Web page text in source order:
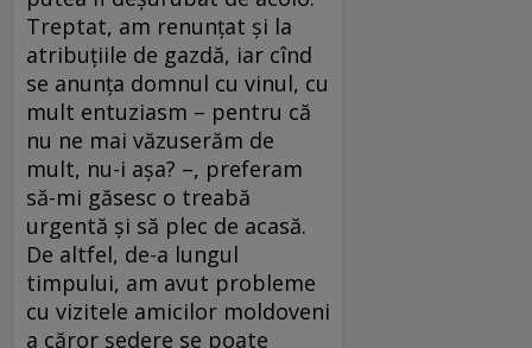
Treptat, am renunțat și la
atribuțiile de gazdă, iar cînd
se anunța domnul cu vinul, cu
mult entuziasm – pentru că
nu ne mai văzuserăm de
mult, nu-i așa? –, preferam
să-mi găsesc o treabă
urgentă și să plec de acasă.
De altfel, de-a lungul
timpului, am avut probleme
cu vizitele amicilor moldoveni
a căror ședere se poate